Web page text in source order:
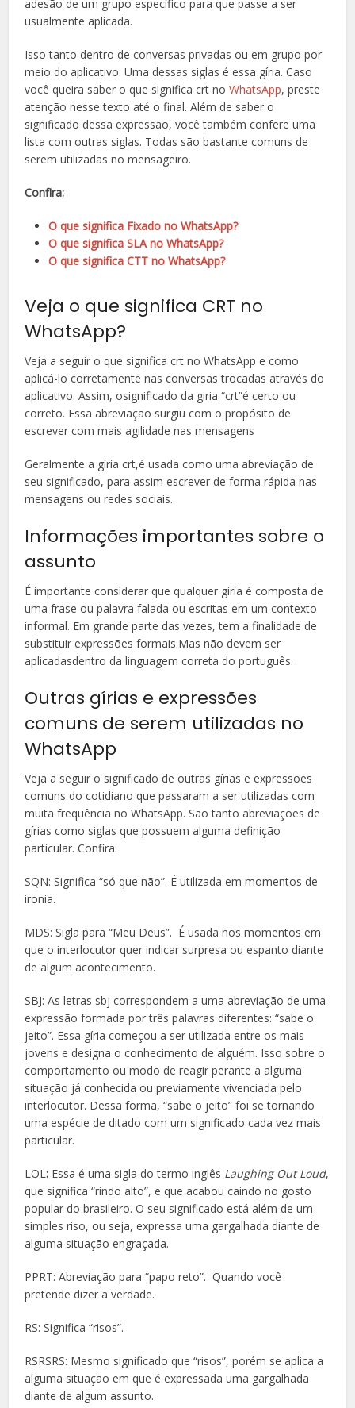
adesão de um grupo específico para que passe a ser
usualmente aplicada.
Isso tanto dentro de conversas privadas ou em grupo por
meio do aplicativo. Uma dessas siglas é essa gíria. Caso
você queira saber o que significa crt noWhatsApp, preste
atenção nesse texto até o final. Além de saber o
significado dessa expressão, você também confere uma
lista com outras siglas. Todas são bastante comuns de
serem utilizadas no mensageiro.
Confira:
O que significa Fixado no WhatsApp?
O que significa SLA no WhatsApp?
O que significa CTT no WhatsApp?
Veja o que significa CRT no
WhatsApp?
Veja a seguir o que significa crt no WhatsApp e como
aplicá-lo corretamente nas conversas trocadas através do
aplicativo. Assim, osignificado da giria “crt”é certo ou
correto. Essa abreviação surgiu com o propósito de
escrever com mais agilidade nas mensagens
Geralmente a gíria crt,é usada como uma abreviação de
seu significado, para assim escrever de forma rápida nas
mensagens ou redes sociais.
Informações importantes sobre o
assunto
É importante considerar que qualquer gíria é composta de
uma frase ou palavra falada ou escritas em um contexto
informal. Em grande parte das vezes, tem a finalidade de
substituir expressões formais.Mas não devem ser
aplicadasdentro da linguagem correta do português.
Outras gírias e expressões
comuns de serem utilizadas no
WhatsApp
Veja a seguir o significado de outras gírias e expressões
comuns do cotidiano que passaram a ser utilizadas com
muita frequência no WhatsApp. São tanto abreviações de
gírias como siglas que possuem alguma definição
particular. Confira:
SQN: Significa “só que não”. É utilizada em momentos de
ironia.
MDS: Sigla para “Meu Deus”. É usada nos momentos em
que o interlocutor quer indicar surpresa ou espanto diante
de algum acontecimento.
SBJ: As letras sbj correspondem a uma abreviação de uma
expressão formada por três palavras diferentes: “sabe o
jeito”. Essa gíria começou a ser utilizada entre os mais
jovens e designa o conhecimento de alguém. Isso sobre o
comportamento ou modo de reagir perante a alguma
situação já conhecida ou previamente vivenciada pelo
interlocutor. Dessa forma, “sabe o jeito” foi se tornando
uma espécie de ditado com um significado cada vez mais
particular.
LOL: Essa é uma sigla do termo inglês Laughing Out Loud,
que significa “rindo alto”, e que acabou caindo no gosto
popular do brasileiro. O seu significado está além de um
simples riso, ou seja, expressa uma gargalhada diante de
alguma situação engraçada.
PPRT: Abreviação para “papo reto”. Quando você
pretende dizer a verdade.
RS: Significa “risos”.
RSRSRS: Mesmo significado que “risos”, porém se aplica a
alguma situação em que é expressada uma gargalhada
diante de algum assunto.